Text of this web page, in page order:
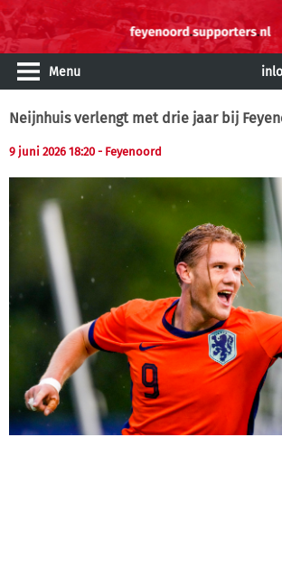
Menu
Neijnhuis verlengt met drie jaar bij
9 juni 2026 18:20 - Feyenoord